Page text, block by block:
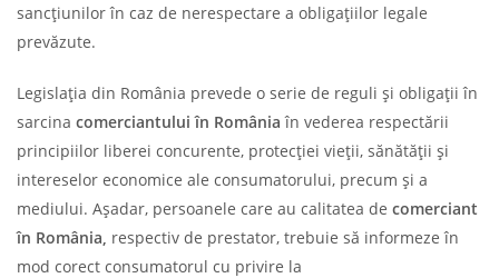
sancțiunilor în caz de nerespectare a obligațiilor legale
prevăzute.
Legislația din România prevede o serie de reguli și obligații în
sarcina comerciantului în România în vederea respectării
principiilor liberei concurente, protecției vieții, sănătății și
intereselor economice ale consumatorului, precum și a
mediului. Așadar, persoanele care au calitatea de comerciant
în România, respectiv de prestator, trebuie să informeze în
mod corect consumatorul cu privire la